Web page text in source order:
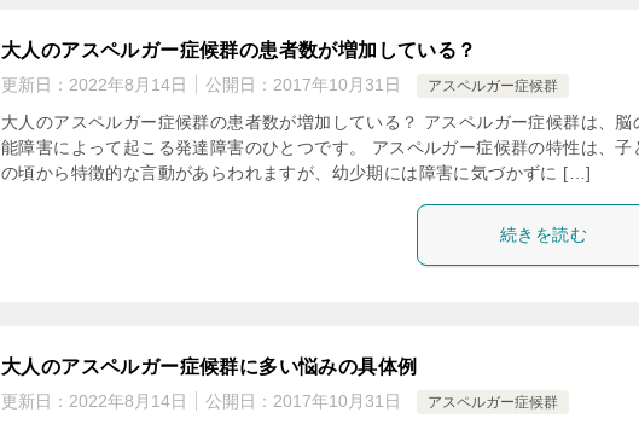
大人のアスペルガー症候群の患者数が増加している？
更新日： 2022年8月14日 公開日： 2017年10月31日 アスペルガー症候群
大人のアスペルガー症候群の患者数が増加している？ アスペルガー症候群は、脳
能障害によって起こる発達障害のひとつです。 アスペルガー症候群の特性は、子
の頃から特徴的な言動があらわれますが、幼少期には障害に気づかずに […]
続きを読む
大人のアスペルガー症候群に多い悩みの具体例
更新日： 2022年8月14日 公開日： 2017年10月31日 アスペルガー症候群